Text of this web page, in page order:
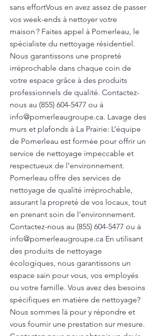
sans effortVous en avez assez de passer
vos week-ends à nettoyer votre
maison ? Faites appel à Pomerleau, le
spécialiste du nettoyage résidentiel.
Nous garantissons une propreté
irréprochable dans chaque coin de
votre espace grâce à des produits
professionnels de qualité. Contactez-
nous au (855) 604-5477 ou à
info@pomerleaugroupe.ca. Lavage des
murs et plafonds à La Prairie: L’équipe
de Pomerleau est formée pour offrir un
service de nettoyage impeccable et
respectueux de l’environnement.
Pomerleau offre des services de
nettoyage de qualité irréprochable,
assurant la propreté de vos locaux, tout
en prenant soin de l'environnement.
Contactez-nous au (855) 604-5477 ou à
info@pomerleaugroupe.ca En utilisant
des produits de nettoyage
écologiques, nous garantissons un
espace sain pour vous, vos employés
ou votre famille. Vous avez des besoins
spécifiques en matière de nettoyage?
Nous sommes là pour y répondre et
vous fournir une prestation sur mesure.